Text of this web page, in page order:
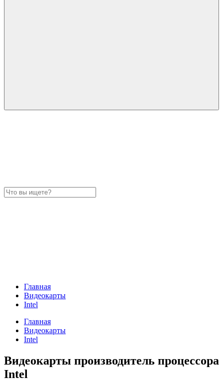
Главная
Видеокарты
Intel
Главная
Видеокарты
Intel
Видеокарты производитель процессора
Intel